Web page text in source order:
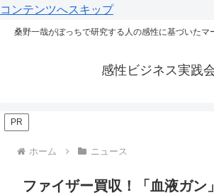
コンテンツへスキップ
桑野一哉がぼっちで研究する人の感性に基づいたマ
感性ビジネス実践
PR
ホーム ニュース
ファイザー買収！「血液ガン